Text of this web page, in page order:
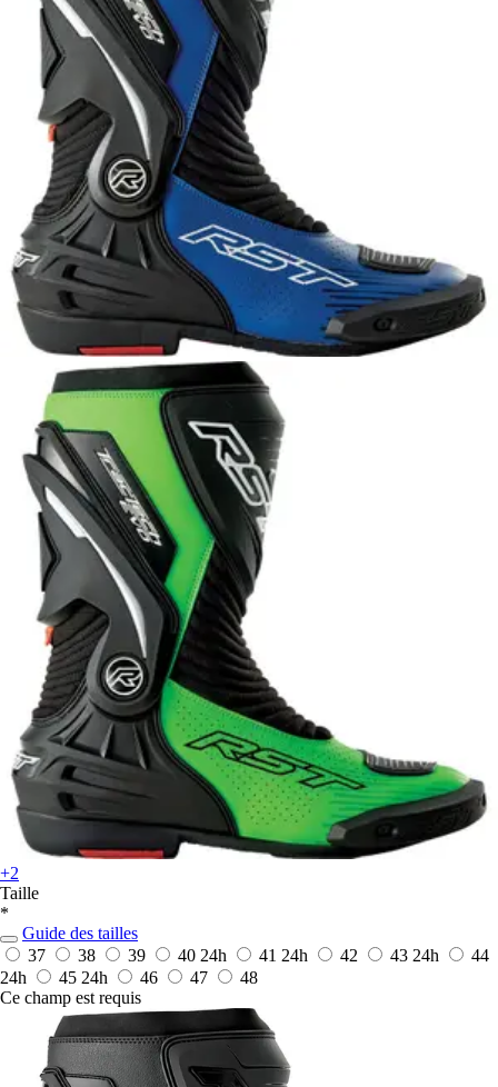
+2
Taille
*
Guide des tailles
37
38 39 40 24h 41 24h 42 43 24h
44
24h
45 24h 46 47
48
Ce champ est requis